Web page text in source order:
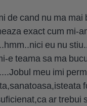
de cand nu ma
exact cum mi-
eu nu
e teama sa ma
meu imi
ar trebui